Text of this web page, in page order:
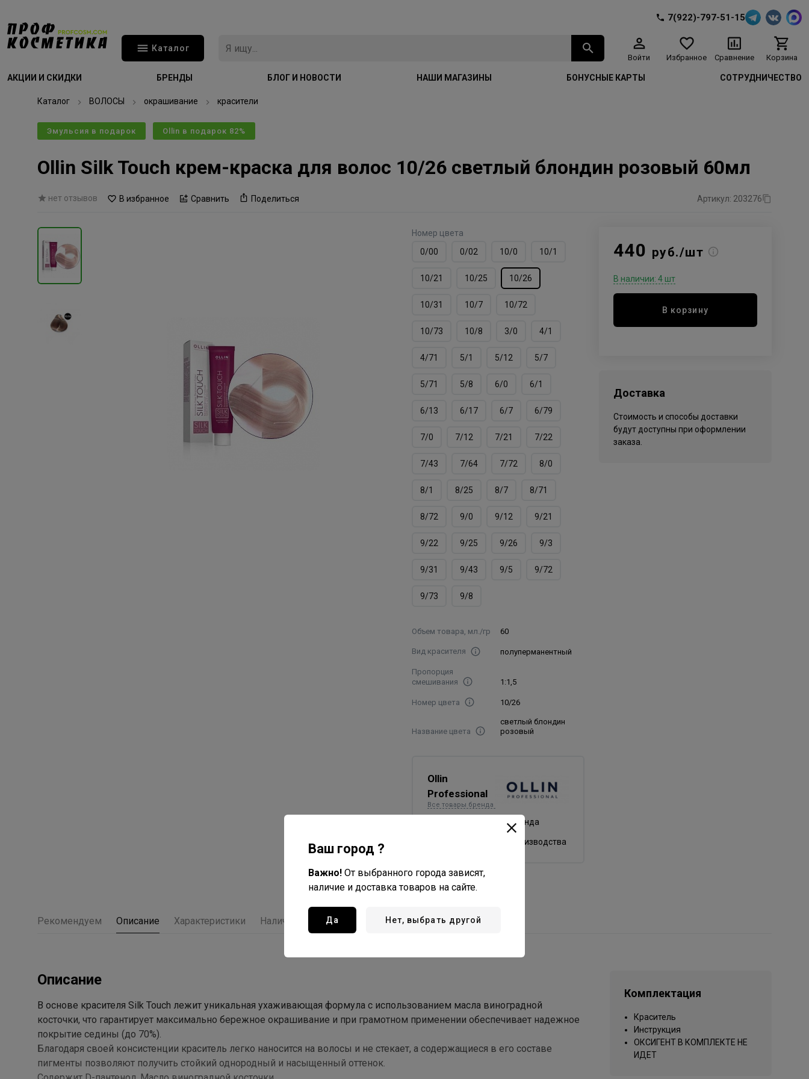
7(922)-797-51-15
Каталог
Войти Избранное Сравнение Корзина
АКЦИИ И СКИДКИ БРЕНДЫ БЛОГ И НОВОСТИ НАШИ МАГАЗИНЫ БОНУСНЫЕ КАРТЫ СОТРУДНИЧЕСТВО
Каталог ВОЛОСЫ окрашивание красители
Эмульсия в подарок Ollin в подарок 82%
Ollin Silk Touch крем-краска для волос 10/26 светлый блондин розовый 60мл
нет отзывов В избранное Сравнить Поделиться Артикул: 203276
Номер цвета
0/00
0/02 10/0 10/1
10/21 10/25 10/26
10/31 10/7 10/72
10/73 10/8 3/0 4/1
4/71 5/1 5/12 5/7
5/71 5/8 6/0 6/1
6/13 6/17 6/7 6/79
7/0 7/12 7/21 7/22
7/43 7/64 7/72 8/0
8/1 8/25 8/7 8/71
8/72 9/0 9/12 9/21
9/22 9/25 9/26 9/3
9/31 9/43 9/5 9/72
9/73 9/8
Объем товара, мл./гр 60
Вид красителя полуперманентный
Пропорция
смешивания
1:1,5
Номер цвета 10/26
Название цвета
светлый блондин
розовый
Ollin
Professional
Все товары бренда
Россия - страна бренда
Россия - страна производства
440 руб./шт
В наличии: 4 шт
В корзину
Доставка
Стоимость и способы доставки
будут доступны при оформлении
заказа.
Рекомендуем Описание Характеристики Наличие Отзывы
Описание
В основе красителя Silk Touch лежит уникальная ухаживающая формула с использованием масла виноградной
косточки, что гарантирует максимально бережное окрашивание и при грамотном применении обеспечивает надежное
покрытие седины (до 70%).
Благодаря своей консистенции краситель легко наносится на волосы и не стекает, а содержащиеся в его составе
пигменты позволяют получить стойкий однородный и насыщенный оттенок.
Комплектация
Краситель
Инструкция
ОКСИГЕНТ В КОМПЛЕКТЕ НЕ
ИДЕТ
Ваш город ?
Важно! От выбранного города зависят,
наличие и доставка товаров на сайте.
Да Нет, выбрать другой